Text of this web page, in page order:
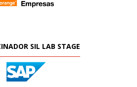
SIL LAB STAGE